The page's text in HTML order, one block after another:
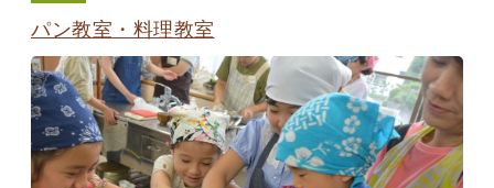
パン教室・料理教室